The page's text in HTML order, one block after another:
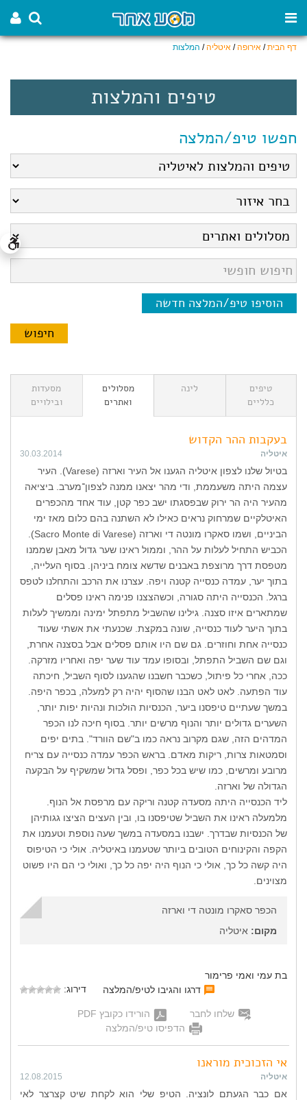
דף הבית/ אירופה/ איטליה/ המלצות
טיפים והמלצות
חפשו טיפ/המלצה
הוסיפו טיפ/המלצה חדשה
טיפים
כלליים
לינה
מסלולים
ואתרים
מסעדות
ובילויים
בעקבות ההר הקדוש
איטליה 30.03.2014
בטיול שלנו לצפון איטליה הגענו אל העיר וארזה (Varese). העיר
עצמה היתה משעממת, ודי מהר יצאנו ממנה לצפון־מערב. ביציאה
מהעיר היה הר ירוק שבפסגתו ישב כפר קטן, עוד אחד מהכפרים
האיטלקיים שמרחוק נראים כאילו לא השתנה בהם כלום מאז ימי
הביניים, ושמו סאקרו מונטה די וארזה (Sacro Monte di Varese).
הכביש התחיל לעלות על ההר, וממול ראינו שער גדול מאבן שממנו
מטפסת דרך מרוצפת באבנים שדשא צומח ביניהן. בסוף העלייה,
בתוך יער, עמדה כנסייה קטנה ויפה. עצרנו את הרכב והתחלנו לטפס
ברגל. הכנסייה היתה סגורה, וכשהצצנו פנימה ראינו פסלים
שמתארים איזו סצנה. גילינו שהשביל מתפתל ימינה וממשיך לעלות
בתוך היער לעוד כנסייה, שונה במקצת. שכנעתי את אשתי שעוד
כנסייה אחת וחוזרים. גם שם היו אותם פסלים אבל בסצנה אחרת,
וגם שם השביל התפתל, ובסופו עמד עוד שער יפה ואחריו מזרקה.
ככה, אחרי כל פיתול, כשכבר חשבנו שהגענו לסוף השביל, חיכתה
עוד הפתעה. לאט לאט הבנו שהסוף יהיה רק למעלה, בכפר היפה.
במשך שעתיים טיפסנו ביער, הכנסיות הולכות ונהיות יפות יותר,
השערים גדולים יותר והנוף מרשים יותר. בסוף חיכה לנו הכפר
המדהים הזה, שגם מקרוב נראה כמו ב"שם הוורד". בתים יפים
וסמטאות צרות, ריקות מאדם. בראש הכפר עמדה כנסייה עם צריח
מרובע ומרשים, כמו שיש בכל כפר, ופסל גדול שמשקיף על הבקעה
הגדולה של וארזה.
ליד הכנסייה היתה מסעדה קטנה וריקה עם מרפסת אל הנוף.
מלמעלה ראינו את השביל שטיפסנו בו, ובין העצים הציצו גגותיהן
של הכנסיות שבדרך. ישבנו במסעדה במשך שעה נוספת וטעמנו את
הקפה והקינוחים הטובים ביותר שטעמנו באיטליה. אולי כי הטיפוס
היה קשה כל כך, אולי כי הנוף היה יפה כל כך, ואולי כי הם היו פשוט
מצוינים.
הכפר סאקרו מונטה די וארזה
מקום: איטליה
בת עמי ואמי פרימור
דרגו והגיבו לטיפ/המלצה
דירוג:
שלחו לחבר
הורידו כקובץ PDF
הדפיסו טיפ/המלצה
אי הזכוכית מוראנו
איטליה 12.08.2015
אם כבר הגעתם לונציה. הטיפ שלי הוא לקחת שיט קצרצר לאי